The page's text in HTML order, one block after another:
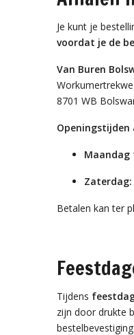
Je kunt je
voordat je de
Van Buren
8701 WB
Maandag
Zaterdag:
Betalen kan ter
Tijdens
zijn door drukte